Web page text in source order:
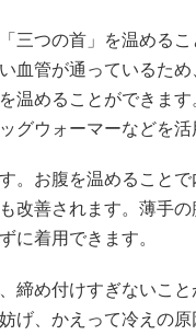
三つの首」を温めるこ
血管が通っているため
温めることができま
グウォーマーなどを活
。お腹を温めることで
改善されます。薄手の
に着用できます。
締め付けすぎないこと
げ、かえって冷えの